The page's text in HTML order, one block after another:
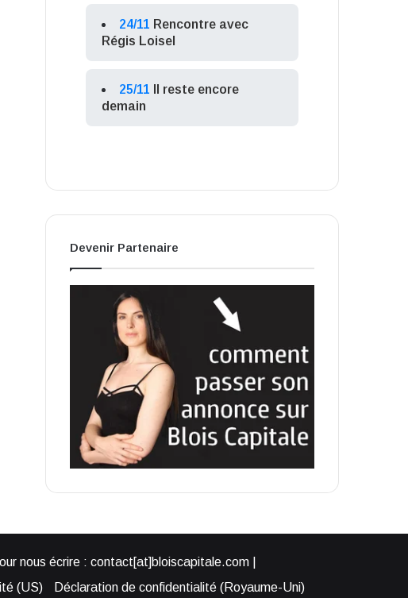
24/11 Rencontre avec
Régis Loisel
25/11
Il reste encore
demain
Devenir Partenaire
nous écrire : contact[at]bloiscapitale.com |
(US) Déclaration de confidentialité (Royaume-Uni)